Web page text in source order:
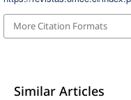
More Citation Formats
Similar Articles